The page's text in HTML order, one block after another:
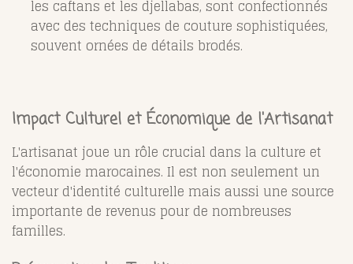
les caftans et les djellabas, sont confectionnés
avec des techniques de couture sophistiquées,
souvent ornées de détails brodés.
Impact Culturel et Économique de l'Artisanat
L'artisanat joue un rôle crucial dans la culture et
l'économie marocaines. Il est non seulement un
vecteur d'identité culturelle mais aussi une source
importante de revenus pour de nombreuses
familles.